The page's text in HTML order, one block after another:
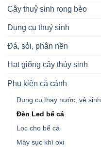
Cây thuỷ sinh rong bèo
Dụng cụ thuỷ sinh
Đá, sỏi, phân nền
Hạt giống cây thủy sinh
Phụ kiện cá cảnh
Dụng cụ thay nước, vệ sinh
Đèn Led bể cá
Lọc cho bể cá
Máy sục khí oxi